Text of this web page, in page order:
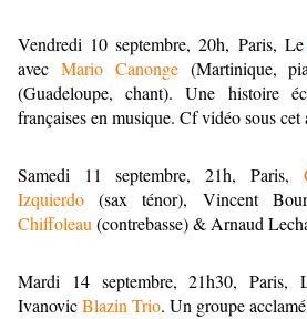
Vendredi 10 septembre, 20h, Paris, Le
avec Mario Canonge(Martinique,
(Guadeloupe, chant). Une histoire
françaises en musique. Cf vidéo sous cet
Samedi 11 septembre, 21h, Paris,
Izquierdo (sax ténor), Vincent
Chiffoleau (contrebasse) & Arnaud
Mardi 14 septembre, 21h30, Paris,
IvanovicBlazin Trio. Un groupe